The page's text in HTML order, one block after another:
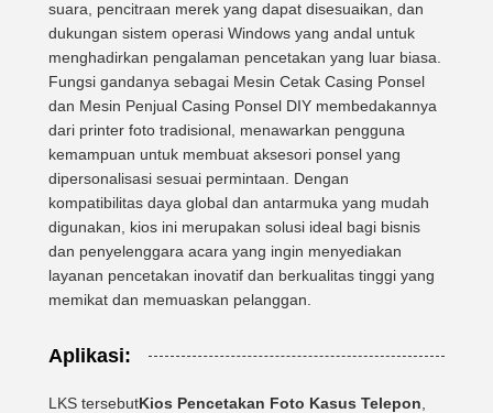
suara, pencitraan merek yang dapat disesuaikan, dan
dukungan sistem operasi Windows yang andal untuk
menghadirkan pengalaman pencetakan yang luar biasa.
Fungsi gandanya sebagai Mesin Cetak Casing Ponsel
dan Mesin Penjual Casing Ponsel DIY membedakannya
dari printer foto tradisional, menawarkan pengguna
kemampuan untuk membuat aksesori ponsel yang
dipersonalisasi sesuai permintaan. Dengan
kompatibilitas daya global dan antarmuka yang mudah
digunakan, kios ini merupakan solusi ideal bagi bisnis
dan penyelenggara acara yang ingin menyediakan
layanan pencetakan inovatif dan berkualitas tinggi yang
memikat dan memuaskan pelanggan.
Aplikasi:
LKS tersebutKios Pencetakan Foto Kasus Telepon